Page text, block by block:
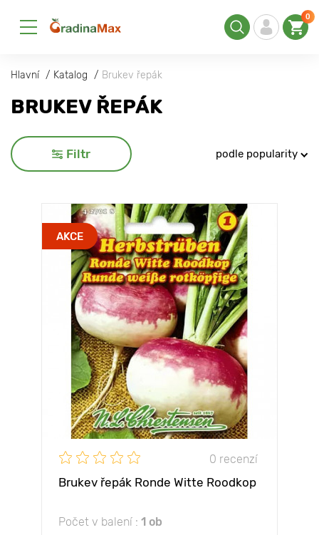
0
Hlavní Katalog Brukev řepák
BRUKEV ŘEPÁK
Filtr podle popularity
AKCE
0 recenzí
Brukev řepák Ronde Witte Roodkop
Počet v balení : 1 ob